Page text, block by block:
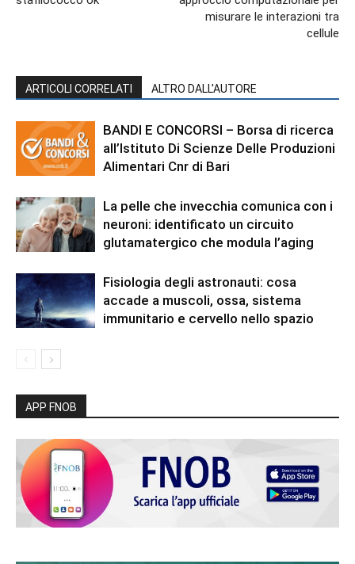
misurare le interazioni tra
cellule
ARTICOLI CORRELATI ALTRO DALL'AUTORE
BANDI E CONCORSI – Borsa di ricerca
all’Istituto Di Scienze Delle Produzioni
Alimentari Cnr di Bari
La pelle che invecchia comunica con i
neuroni: identificato un circuito
glutamatergico che modula l’aging
Fisiologia degli astronauti: cosa
accade a muscoli, ossa, sistema
immunitario e cervello nello spazio
APP FNOB